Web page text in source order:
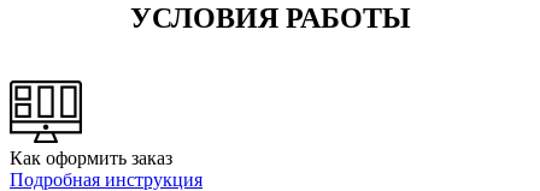
УСЛОВИЯ РАБОТЫ
Как оформить заказ
Подробная инструкция